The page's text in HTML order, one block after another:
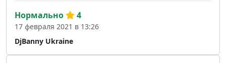
DjBanny Ukraine
Нормально 4
17 февраля 2021 в 13:26